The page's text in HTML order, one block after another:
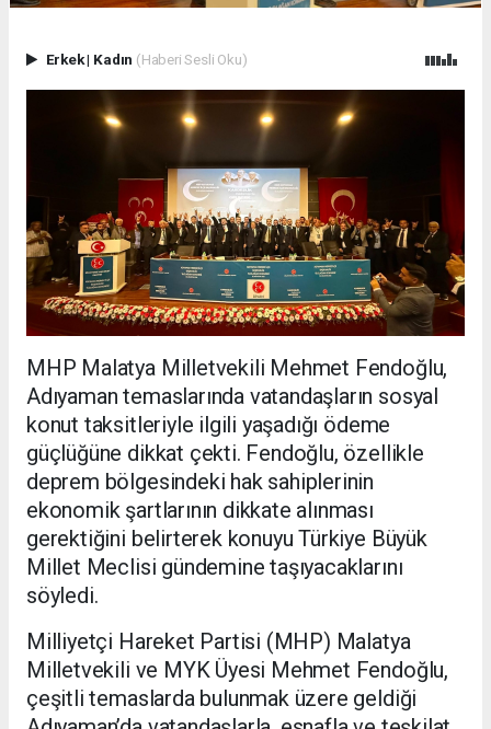
Erkek| Kadın (Haberi Sesli Oku)
MHP Malatya Milletvekili Mehmet Fendoğlu,
Adıyaman temaslarında vatandaşların sosyal
konut taksitleriyle ilgili yaşadığı ödeme
güçlüğüne dikkat çekti. Fendoğlu, özellikle
deprem bölgesindeki hak sahiplerinin
ekonomik şartlarının dikkate alınması
gerektiğini belirterek konuyu Türkiye Büyük
Millet Meclisi gündemine taşıyacaklarını
söyledi.
Milliyetçi Hareket Partisi (MHP) Malatya
Milletvekili ve MYK Üyesi Mehmet Fendoğlu,
çeşitli temaslarda bulunmak üzere geldiği